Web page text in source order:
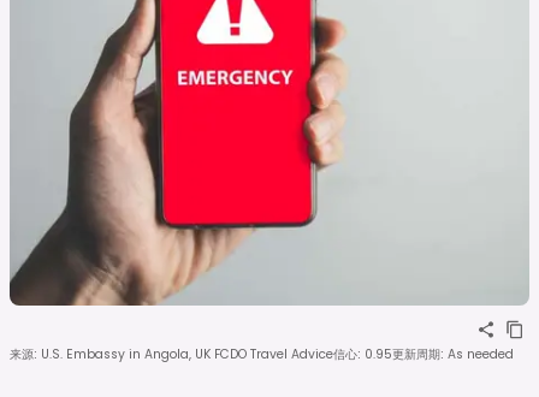
来源: U.S. Embassy in Angola, UK FCDO Travel Advice信心: 0.95更新周期: As needed